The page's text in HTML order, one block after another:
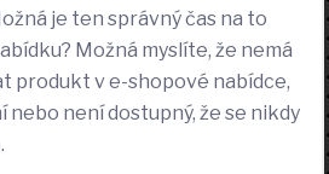
je ten správný čas na to
Možná myslíte, že nemá
produkt v e-shopové nabídce,
nebo není dostupný, že se nikdy